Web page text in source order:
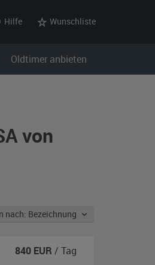
Hilfe Wunschliste
Oldtimer anbieten
von
Sortieren nach: Bezeichnung
840 EUR / Tag